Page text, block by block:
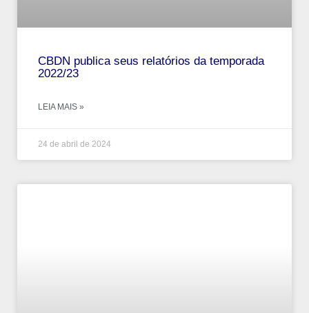
CBDN publica seus relatórios da temporada
2022/23
LEIA MAIS »
24 de abril de 2024